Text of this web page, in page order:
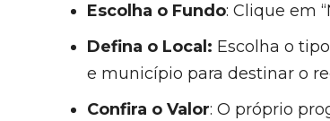
Escolha o Fundo: Clique em
Defina o Local: Escolha o
e município para destinar o
Confira o Valor: O próprio